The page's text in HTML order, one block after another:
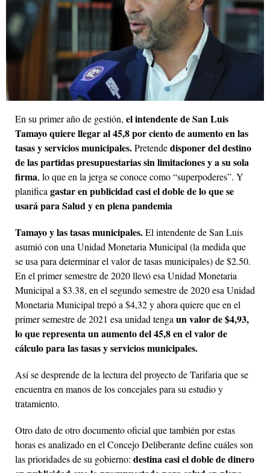
En su primer año de gestión, el intendente de San Luis
Tamayo quiere llegar al 45,8 por ciento de aumento en las
tasas y servicios municipales.Pretendedisponer del destino
de las partidas presupuestarias sin limitaciones y a su sola
firma, lo que en la jerga se conoce como “superpoderes”. Y
planifica gastar en publicidad casi el doble de lo que se
usará para Salud y en plena pandemia
Tamayo y las tasas municipales.El intendente de San Luis
asumió con una Unidad Monetaria Municipal (la medida que
se usa para determinar el valor de tasas municipales) de $2.50.
En el primer semestre de 2020 llevó esa Unidad Monetaria
Municipal a $3.38, en el segundo semestre de 2020 esa Unidad
Monetaria Municipal trepó a $4,32 y ahora quiere que en el
primer semestre de 2021 esa unidad tenga un valor de $4,93,
lo que representa un aumento del 45,8 en el valor de
cálculo para las tasas y servicios municipales.
Así se desprende de la lectura del proyecto de Tarifaria que se
encuentra en manos de los concejales para su estudio y
tratamiento.
Otro dato de otro documento oficial que también por estas
horas es analizado en el Concejo Deliberante define cuáles son
las prioridades de su gobierno: destina casi el doble de dinero